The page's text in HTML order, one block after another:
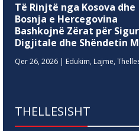
Të Rinjtë nga Kosova dhe
Bosnja e Hercegovina
Bashkojnë Zërat për
Digjitale dhe Shëndetin
Qer 26, 2026 | Edukim, Lajme,
THELLESISHT